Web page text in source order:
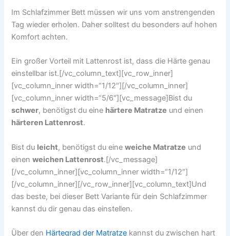
Im Schlafzimmer Bett müssen wir uns vom anstrengenden
Tag wieder erholen. Daher solltest du besonders auf hohen
Komfort achten.
Ein großer Vorteil mit Lattenrost ist, dass die Härte genau
einstellbar ist.[/vc_column_text][vc_row_inner]
[vc_column_inner width=“1/12″][/vc_column_inner]
[vc_column_inner width=“5/6″][vc_message]Bist du
schwer, benötigst du eine härtere Matratze und einen
härteren Lattenrost.
Bist du leicht, benötigst du eineweiche Matratze und
einenweichen Lattenrost.[/vc_message]
[/vc_column_inner][vc_column_inner width=“1/12″]
[/vc_column_inner][/vc_row_inner][vc_column_text]Und
das beste, bei dieser Bett Variante für dein Schlafzimmer
kannst du dir genau das einstellen.
Über den Härtegrad der Matratze kannst du zwischen hart